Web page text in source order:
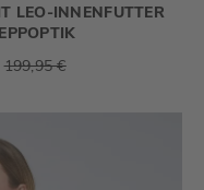
LEO-INNENFUTTER
199,95 €